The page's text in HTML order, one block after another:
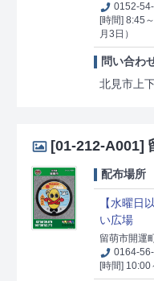
0152-
[時間] 8:45
月3日）
問い合わ
北見市上
[01-212-A001]
配布場所
【水曜日
い広場
留萌市開運
0164-
[時間] 10:00